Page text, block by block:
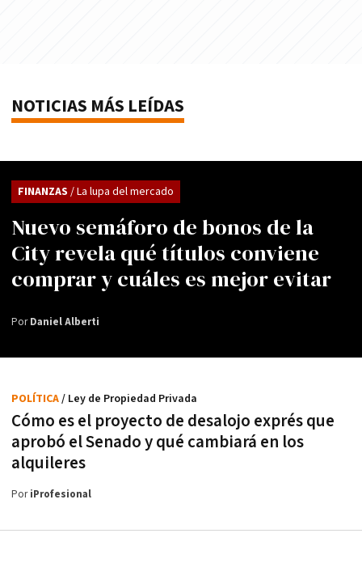
NOTICIAS MÁS LEÍDAS
Nuevo semáforo de bonos de la
City revela qué títulos conviene
comprar y cuáles es mejor evitar
FINANZAS / La lupa del mercado
PorDaniel Alberti
Cómo es el proyecto de desalojo exprés que
aprobó el Senado y qué cambiará en los
alquileres
POLÍTICA/ Ley de Propiedad Privada
PoriProfesional